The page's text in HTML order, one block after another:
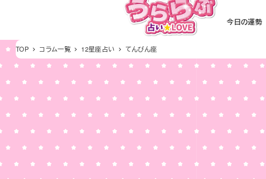
コ
ン
ツ
へ
移
動
今日の運勢
TOP コラム一覧 12星座占い てんびん座